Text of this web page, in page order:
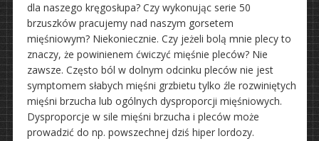
dla naszego kręgosłupa? Czy wykonując serie 50
brzuszków pracujemy nad naszym gorsetem
mięśniowym? Niekoniecznie. Czy jeżeli bolą mnie plecy to
znaczy, że powinienem ćwiczyć mięśnie pleców? Nie
zawsze. Często ból w dolnym odcinku pleców nie jest
symptomem słabych mięśni grzbietu tylko źle rozwiniętych
mięśni brzucha lub ogólnych dysproporcji mięśniowych.
Dysproporcje w sile mięśni brzucha i pleców może
prowadzić do np. powszechnej dziś hiper lordozy.